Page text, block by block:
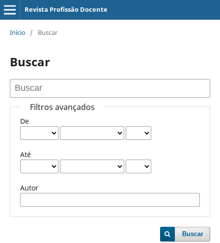
Revista Profissão Docente
Início / Buscar
Buscar
Filtros avançados
De
Até
Autor
Buscar